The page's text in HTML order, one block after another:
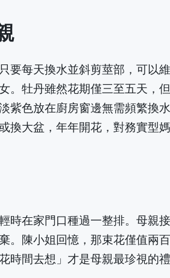
每天換水並斜剪莖部，可以
牡丹雖然花期僅三至五天，
色放在廚房窗邊無需頻繁換
大盆，年年開花，對務實型
在家門口種過一整排。母親
陳小姐回憶，那束花僅值兩
間去想」才是母親最珍視的禮